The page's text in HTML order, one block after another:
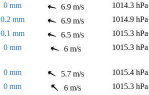
0 mm 6.9 m/s
1014.3 hPa
0.2 mm 6.9 m/s
1014.9 hPa
0.1 mm 6.5 m/s
1015.3 hPa
0 mm 6 m/s
1015.3 hPa
0 mm 5.7 m/s
1015.4 hPa
0 mm 6 m/s
1015.3 hPa